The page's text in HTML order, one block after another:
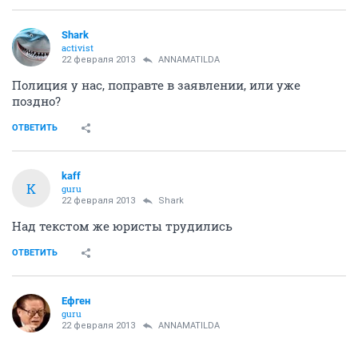
Shark
activist
22 февраля 2013 ANNAMATILDA
Полиция у нас, поправте в заявлении, или уже
поздно?
ОТВЕТИТЬ
K
kaff
guru
22 февраля 2013 Shark
Над текстом же юристы трудились
ОТВЕТИТЬ
Ефген
guru
22 февраля 2013 ANNAMATILDA